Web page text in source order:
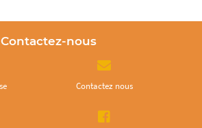
Contactez-nous
Contactez nous